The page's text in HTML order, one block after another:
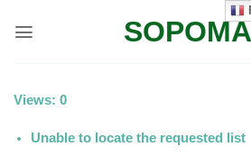
Views: 0
Unable to locate the requested list